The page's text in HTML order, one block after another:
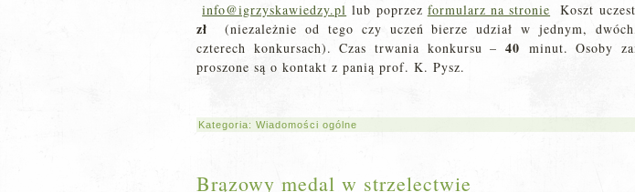
info@igrzyskawiedzy.pl lub poprzez formularz na stronie Koszt
zł
(niezależnie od tego czy uczeń bierze udział w jednym,
czterech konkursach). Czas trwania konkursu – 40 minut. Osoby
proszone są o kontakt z panią prof. K. Pysz.
Kategoria: Wiadomości ogólne
Brązowy medal w strzelectwie